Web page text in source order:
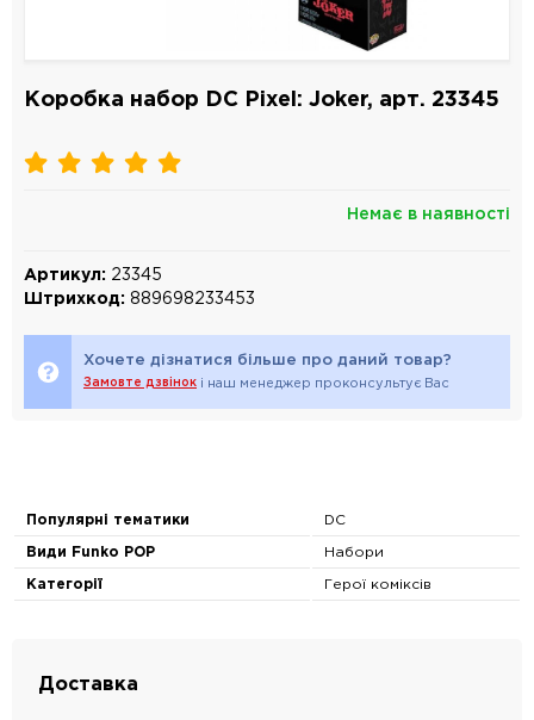
Коробка набор DC Pixel: Joker, арт. 23345
Немає в наявності
Артикул: 23345
Штрихкод: 889698233453
Хочете дізнатися більше про даний товар?
Замовте дзвінок і наш менеджер проконсультує Вас
Популярні тематики DC
Види Funko POP Набори
Категорії Герої коміксів
Доставка